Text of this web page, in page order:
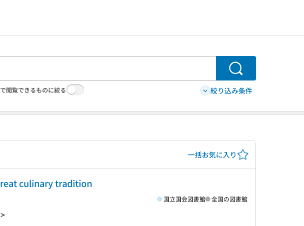
検索
閲覧できるものに絞る 絞り込み条件
一括お気に入り
culinary tradition
国立国会図書館 全国の図書館